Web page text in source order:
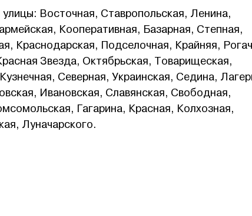
Восточная, Ставропольская, Ленина,
Кооперативная, Базарная, Степная,
Краснодарская, Подселочная, Крайняя,
Звезда, Октябрьская, Товарищеская,
Северная, Украинская, Седина,
Ивановская, Славянская, Свободная,
Гагарина, Красная, Колхозная,
Луначарского.